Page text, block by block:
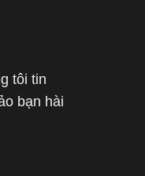
tôi tin
bạn hài